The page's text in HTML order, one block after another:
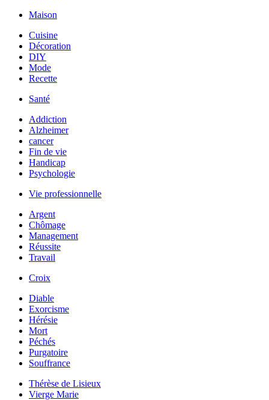
Maison
Cuisine
Décoration
DIY
Mode
Recette
Santé
Addiction
Alzheimer
cancer
Fin de vie
Handicap
Psychologie
Vie professionnelle
Argent
Chômage
Management
Réussite
Travail
Croix
Diable
Exorcisme
Hérésie
Mort
Péchés
Purgatoire
Souffrance
Thérèse de Lisieux
Vierge Marie